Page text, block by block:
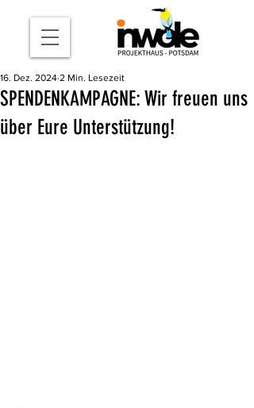
SPENDENKAMPAGNE: Wir freuen uns
über Eure Unterstützung!
16. Dez. 2024 2 Min. Lesezeit